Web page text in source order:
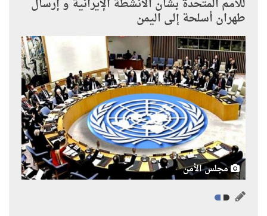
للأمم المتحدة بشأن الأنشطة الإيرانية و إرسال
طهران أسلحة إلى اليمن
مجلس الأمن